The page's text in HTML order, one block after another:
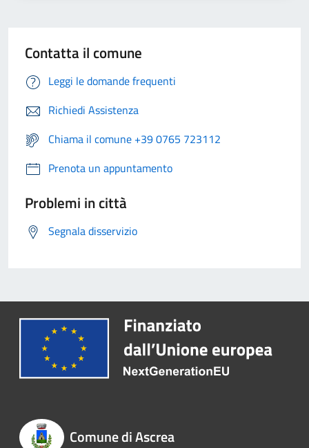
Contatta il comune
Leggi le domande frequenti
Richiedi Assistenza
Chiama il comune +39 0765 723112
Prenota un appuntamento
Problemi in città
Segnala disservizio
Comune di Ascrea